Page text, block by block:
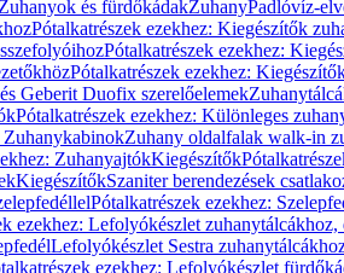
Zuhanyok és fürdőkádakZuhanyPadlóvíz-
Pótalkatrészek ezekhez: Kiegészítők
Pótalkatrészek ezekhez:
Pótalkatrészek ezekhez:
Geberit Duofix szerelőelemek
Pótalkatrészek ezekhez: Különleges
ZuhanykabinokZuhany oldalfalak walk-in
ZuhanyajtókKiegészítők
KiegészítőkSzaniter berendezések
Pótalkatrészek ezekhez:
ezekhez: Lefolyókészlet zuhanytálcákhoz,
Lefolyókészlet Sestra
ezekhez: Lefolyókészlet